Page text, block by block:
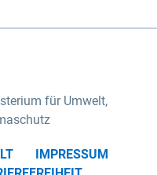
für Umwelt,
IMPRESSUM